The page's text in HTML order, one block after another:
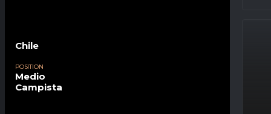
Chile
POSITION
Medio
Campista